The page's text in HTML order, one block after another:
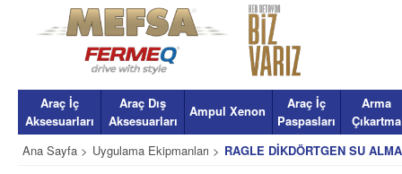
Araç İç
Aksesuarları
Araç Dış
Aksesuarları
Ampul Xenon
Araç İç
Paspasları
Arma
Çıkartma
Ana Sayfa > Uygulama Ekipmanları > RAGLE DİKDÖRTGEN SU